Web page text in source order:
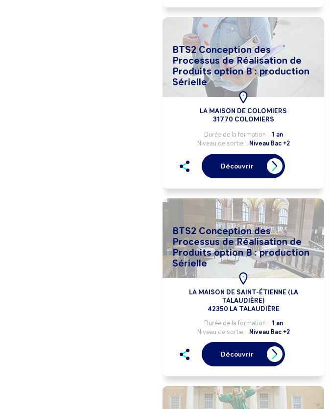
BTS2 Conception des
Processus de Réalisation de
Produits option B : production
Sérielle
LA MAISON DE COLOMIERS
31770 COLOMIERS
Durée de la formation : 1 an
Niveau de sortie : Niveau Bac +2
Découvrir
BTS2 Conception des
Processus de Réalisation de
Produits option B : production
Sérielle
LA MAISON DE SAINT-ÉTIENNE (LA
TALAUDIÈRE)
42350 LA TALAUDIÈRE
Durée de la formation : 1 an
Niveau de sortie : Niveau Bac +2
Découvrir